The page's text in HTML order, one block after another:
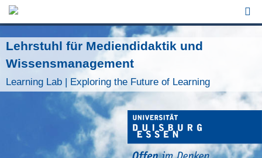
Jump to Navigation
Lehrstuhl für Mediendidaktik und
Wissensmanagement
Learning Lab | Exploring the Future of Learning